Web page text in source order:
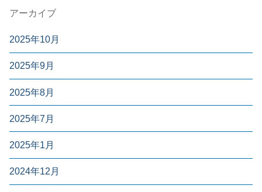
アーカイブ
2025年10月
2025年9月
2025年8月
2025年7月
2025年1月
2024年12月